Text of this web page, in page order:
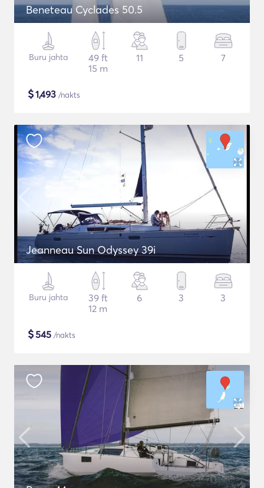
Beneteau Cyclades 50.5
Buru jahta
49 ft
15 m
11 5 7
$1,493 /nakts
Jeanneau Sun Odyssey 39i
Buru jahta
39 ft
12 m
6 3 3
$545 /nakts